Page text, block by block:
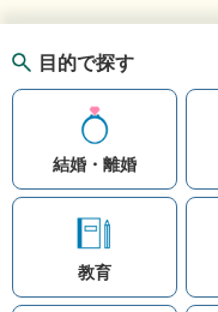
目的で探す
結婚・離婚
教育